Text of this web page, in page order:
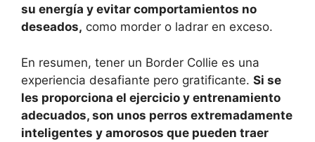
su energía y evitar comportamientos no
deseados, como morder o ladrar en exceso.
En resumen, tener un Border Collie es una
experiencia desafiante pero gratificante. Si se
les proporciona el ejercicio y entrenamiento
adecuados, son unos perros extremadamente
inteligentes y amorosos que pueden traer